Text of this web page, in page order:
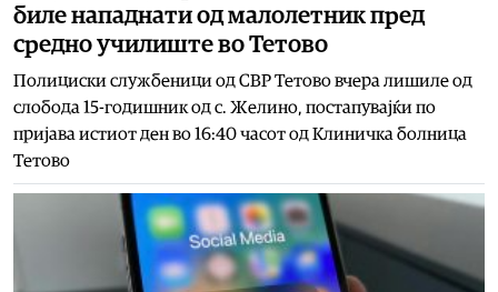
биле нападнати од малолетник пред
средно училиште во Тетово
Полициски службеници од СВР Тетово вчера лишиле од
слобода 15-годишник од с. Желино, постапувајќи по
пријава истиот ден во 16:40 часот од Клиничка болница
Тетово